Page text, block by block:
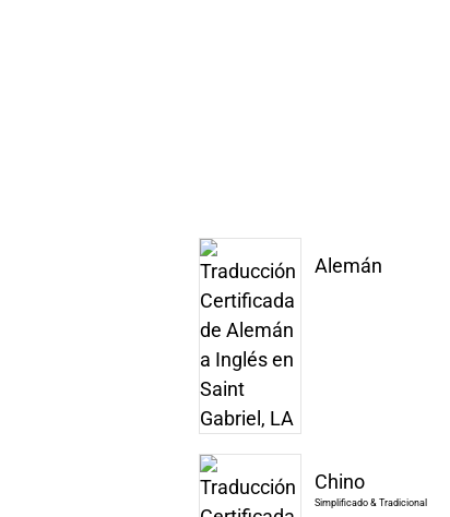
Alemán
Chino
Simplificado & Tradicional